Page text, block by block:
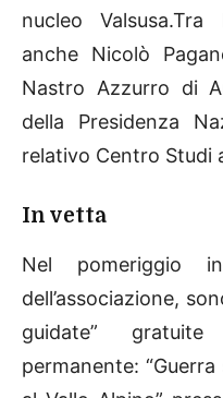
nucleo
anche Nicolò
Nastro Azzurro di
della Presidenza
relativo Centro Studi
In vetta
Nel pomeriggio
dell’associazione,
guidate”
permanente: